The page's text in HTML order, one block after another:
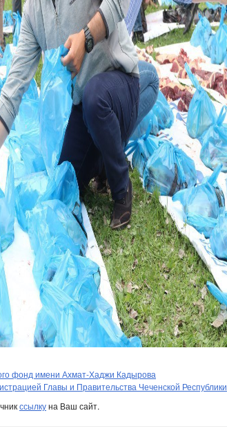
фонд имени Ахмат-Хаджи Кадырова
Главы и Правительства Чеченской Республики
ссылкуна Ваш сайт.